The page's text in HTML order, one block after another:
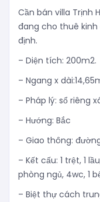
Cần bán villa Trịnh
đang cho thuê kinh
định.
– Diện tích: 200m2.
– Ngang x
– Pháp lý: sổ riêng
– Hướng: Bắc
– Giao thông:
– Kết cấu: 1 trệt, 1
phòng ngủ, 4wc, 1
– Biệt thự cách